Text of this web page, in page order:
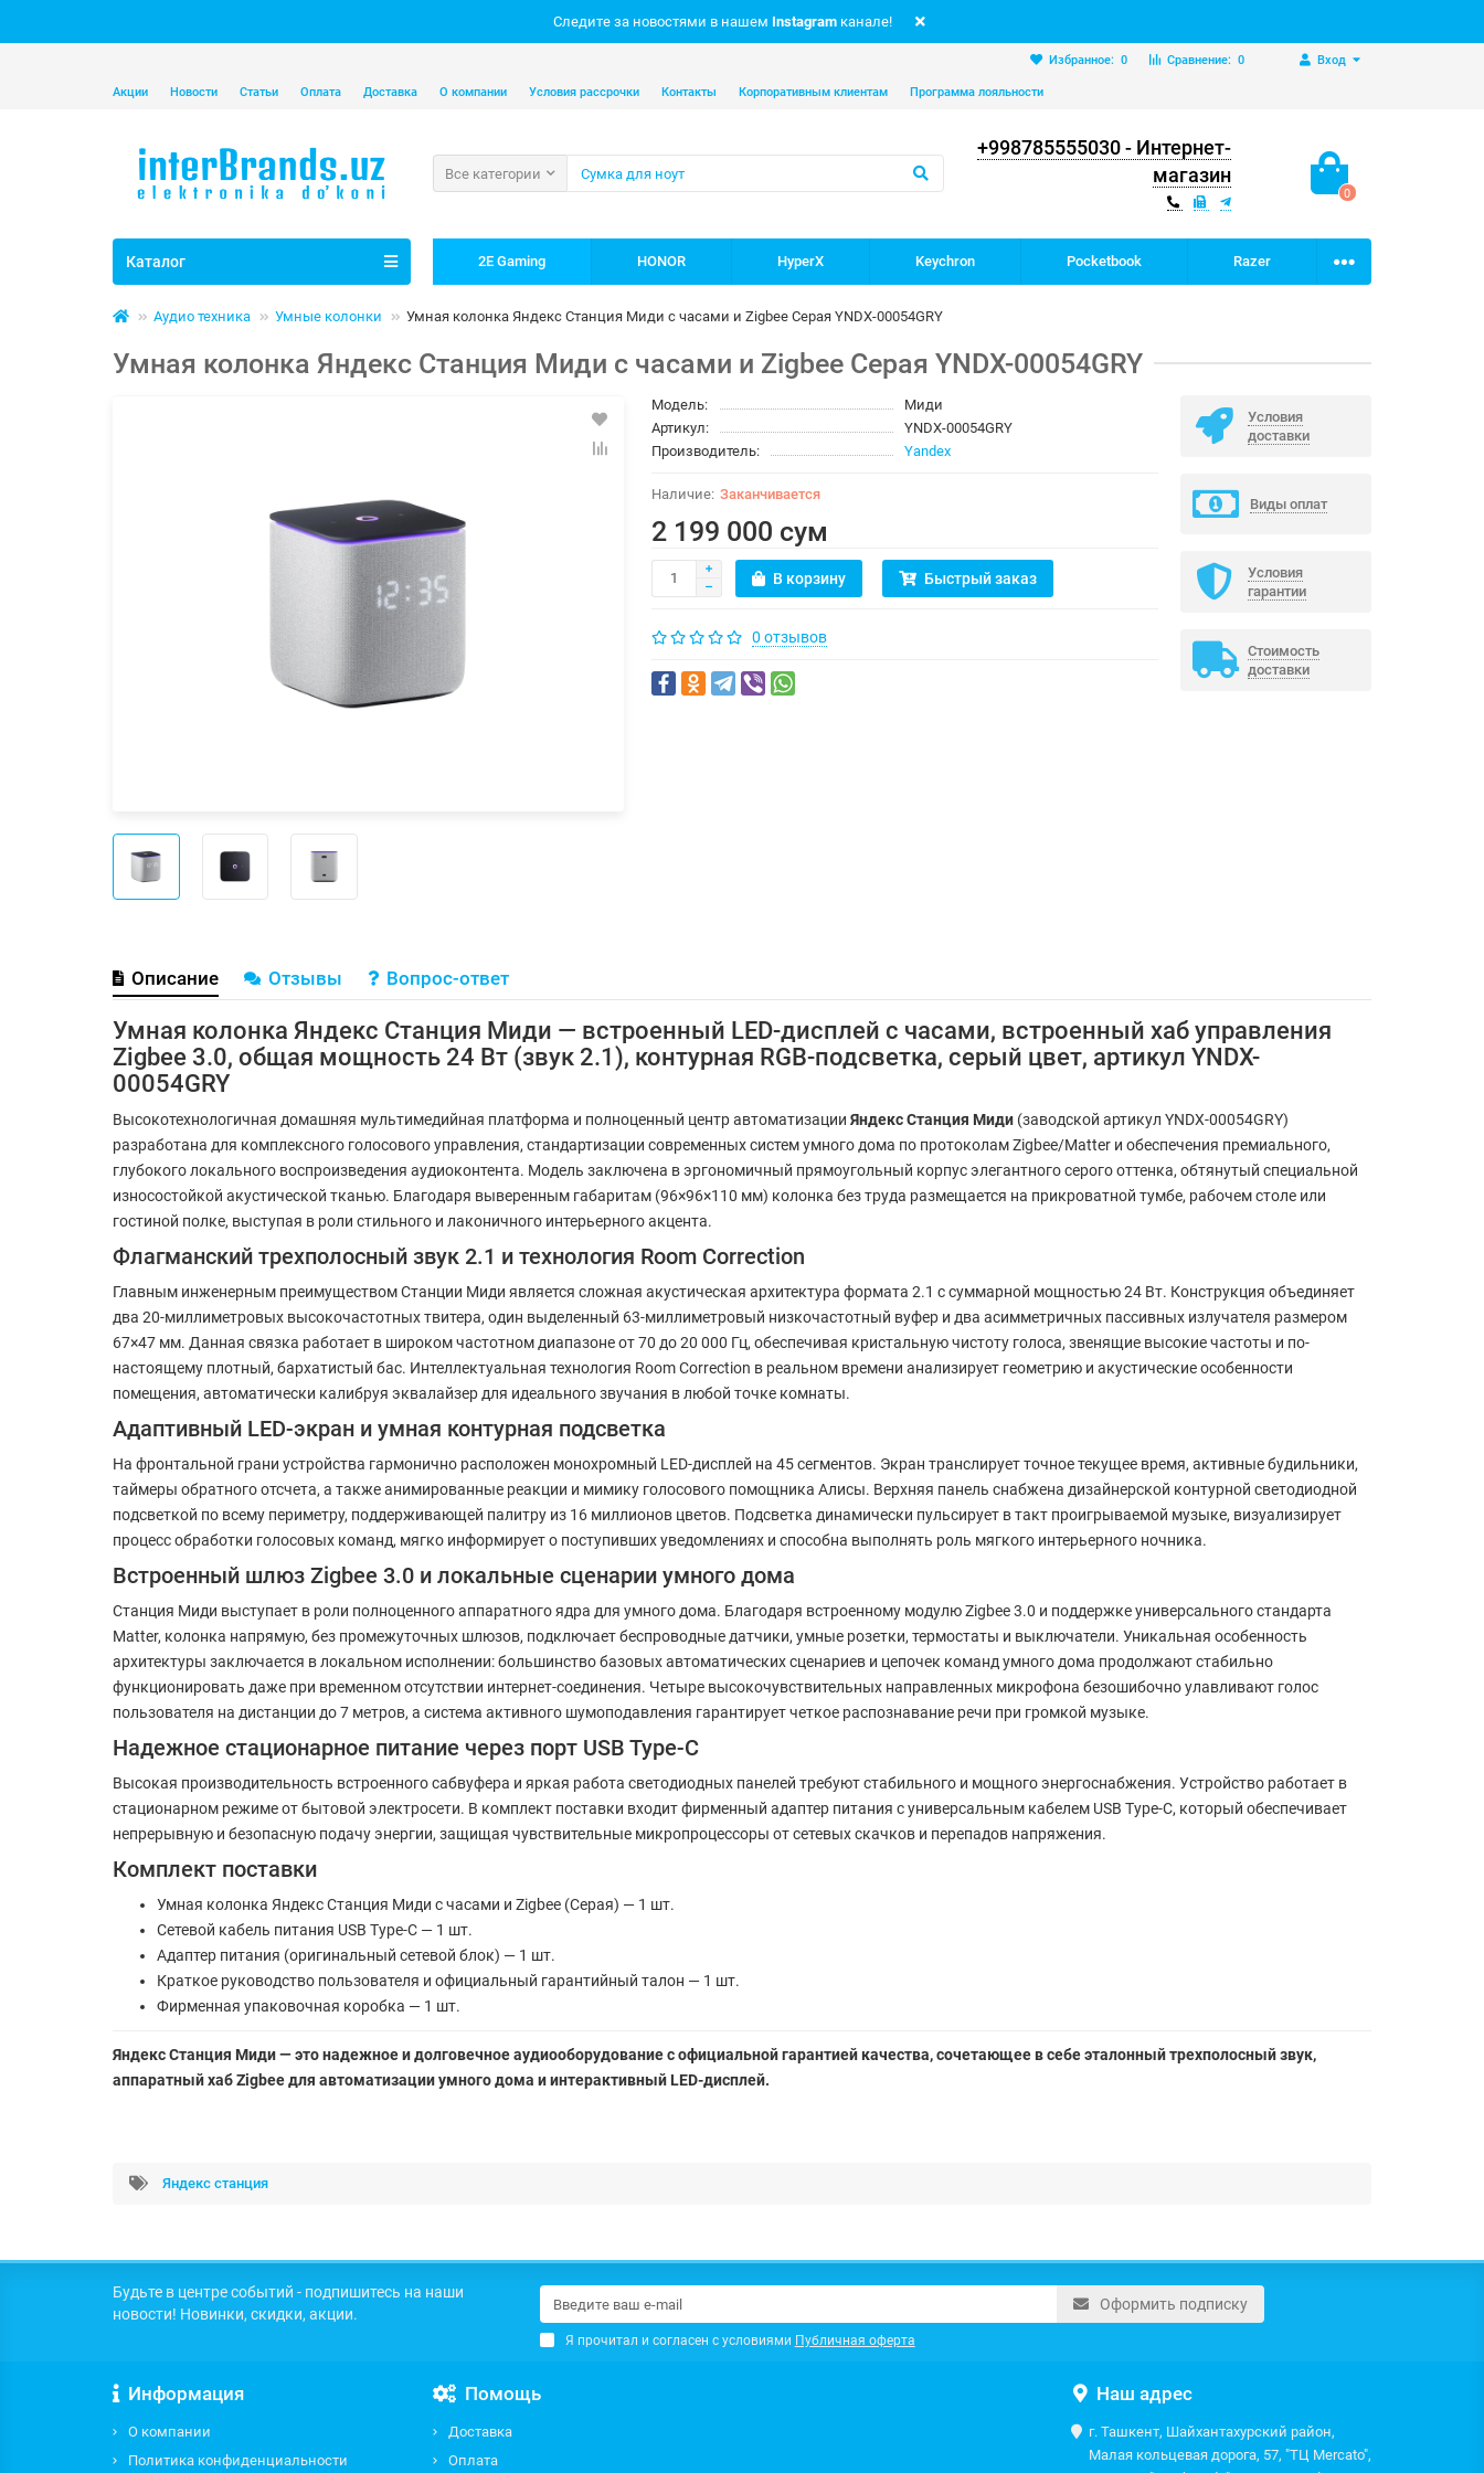
Следите за новостями в нашем Instagram канале!
Вход
Сравнение: 0
Избранное: 0
Акции Новости Статьи Оплата Доставка О компании Условия рассрочки Контакты Корпоративным клиентам Программа лояльности
+998785555030 - Интернет-
магазин
0
Все категории
Каталог 2E Gaming HONOR HyperX Keychron Pocketbook Razer
Аудио техника Умные колонки Умная колонка Яндекс Станция Миди с часами и Zigbee Серая YNDX-00054GRY
Умная колонка Яндекс Станция Миди с часами и Zigbee Серая YNDX-00054GRY
Модель:
Миди
Артикул:
YNDX-00054GRY
Производитель:
Yandex
Заканчивается
2 199 000 сум
В корзину Быстрый заказ
0 отзывов
Условия
доставки
Виды оплат
Условия
гарантии
Стоимость
доставки
Описание Отзывы Вопрос-ответ
Умная колонка Яндекс Станция Миди — встроенный LED-дисплей с часами, встроенный хаб управления
Zigbee 3.0, общая мощность 24 Вт (звук 2.1), контурная RGB-подсветка, серый цвет, артикул YNDX-
00054GRY
Высокотехнологичная домашняя мультимедийная платформа и полноценный центр автоматизации Яндекс Станция Миди (заводской артикул YNDX-00054GRY)
разработана для комплексного голосового управления, стандартизации современных систем умного дома по протоколам Zigbee/Matter и обеспечения премиального,
глубокого локального воспроизведения аудиоконтента. Модель заключена в эргономичный прямоугольный корпус элегантного серого оттенка, обтянутый специальной
износостойкой акустической тканью. Благодаря выверенным габаритам (96×96×110 мм) колонка без труда размещается на прикроватной тумбе, рабочем столе или
гостиной полке, выступая в роли стильного и лаконичного интерьерного акцента.
Флагманский трехполосный звук 2.1 и технология Room Correction
Главным инженерным преимуществом Станции Миди является сложная акустическая архитектура формата 2.1 с суммарной мощностью 24 Вт. Конструкция объединяет
два 20-миллиметровых высокочастотных твитера, один выделенный 63-миллиметровый низкочастотный вуфер и два асимметричных пассивных излучателя размером
67×47 мм. Данная связка работает в широком частотном диапазоне от 70 до 20 000 Гц, обеспечивая кристальную чистоту голоса, звенящие высокие частоты и по-
настоящему плотный, бархатистый бас. Интеллектуальная технология Room Correction в реальном времени анализирует геометрию и акустические особенности
помещения, автоматически калибруя эквалайзер для идеального звучания в любой точке комнаты.
Адаптивный LED-экран и умная контурная подсветка
На фронтальной грани устройства гармонично расположен монохромный LED-дисплей на 45 сегментов. Экран транслирует точное текущее время, активные будильники,
таймеры обратного отсчета, а также анимированные реакции и мимику голосового помощника Алисы. Верхняя панель снабжена дизайнерской контурной светодиодной
подсветкой по всему периметру, поддерживающей палитру из 16 миллионов цветов. Подсветка динамически пульсирует в такт проигрываемой музыке, визуализирует
процесс обработки голосовых команд, мягко информирует о поступивших уведомлениях и способна выполнять роль мягкого интерьерного ночника.
Встроенный шлюз Zigbee 3.0 и локальные сценарии умного дома
Станция Миди выступает в роли полноценного аппаратного ядра для умного дома. Благодаря встроенному модулю Zigbee 3.0 и поддержке универсального стандарта
Matter, колонка напрямую, без промежуточных шлюзов, подключает беспроводные датчики, умные розетки, термостаты и выключатели. Уникальная особенность
архитектуры заключается в локальном исполнении: большинство базовых автоматических сценариев и цепочек команд умного дома продолжают стабильно
функционировать даже при временном отсутствии интернет-соединения. Четыре высокочувствительных направленных микрофона безошибочно улавливают голос
пользователя на дистанции до 7 метров, а система активного шумоподавления гарантирует четкое распознавание речи при громкой музыке.
Надежное стационарное питание через порт USB Type-C
Высокая производительность встроенного сабвуфера и яркая работа светодиодных панелей требуют стабильного и мощного энергоснабжения. Устройство работает в
стационарном режиме от бытовой электросети. В комплект поставки входит фирменный адаптер питания с универсальным кабелем USB Type-C, который обеспечивает
непрерывную и безопасную подачу энергии, защищая чувствительные микропроцессоры от сетевых скачков и перепадов напряжения.
Комплект поставки
Умная колонка Яндекс Станция Миди с часами и Zigbee (Серая) — 1 шт.
Сетевой кабель питания USB Type-C — 1 шт.
Адаптер питания (оригинальный сетевой блок) — 1 шт.
Краткое руководство пользователя и официальный гарантийный талон — 1 шт.
Фирменная упаковочная коробка — 1 шт.
Яндекс Станция Миди — это надежное и долговечное аудиооборудование с официальной гарантией качества, сочетающее в себе эталонный трехполосный звук,
аппаратный хаб Zigbee для автоматизации умного дома и интерактивный LED-дисплей.
Яндекс станция
Будьте в центре событий - подпишитесь на наши
новости! Новинки, скидки, акции.
Оформить подписку
Я прочитал и согласен с условиями Публичная оферта
Информация
О компании
Политика конфиденциальности
Помощь
Доставка
Оплата
Наш адрес
г. Ташкент, Шайхантахурский район,
Малая кольцевая дорога, 57, "ТЦ Mercato",